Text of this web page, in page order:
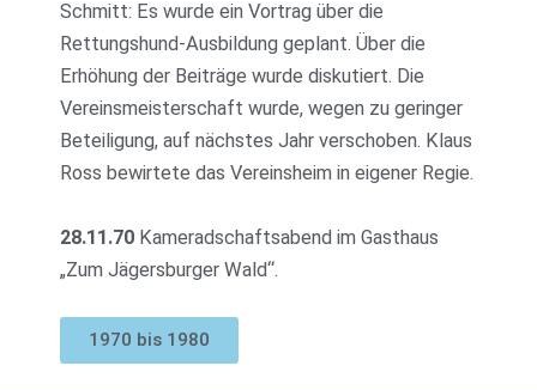
Schmitt: Es wurde ein Vortrag über die
Rettungshund-Ausbildung geplant. Über die
Erhöhung der Beiträge wurde diskutiert. Die
Vereinsmeisterschaft wurde, wegen zu geringer
Beteiligung, auf nächstes Jahr verschoben. Klaus
Ross bewirtete das Vereinsheim in eigener Regie.
28.11.70 Kameradschaftsabend im Gasthaus
„Zum Jägersburger Wald“.
1970 bis 1980